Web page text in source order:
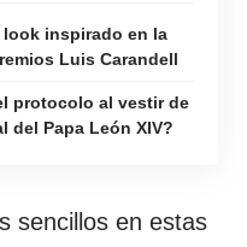
inspirado en la
Luis Carandell
protocolo al vestir de
del Papa León XIV?
sencillos en estas